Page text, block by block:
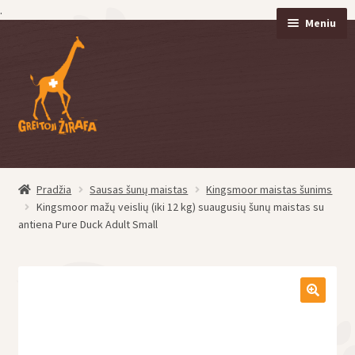
.
meniu
turinio
Meniu
Pradžia Sausas šunų maistas
Kingsmoor maistas šunims
Kingsmoor mažų veislių (iki 12 kg) suaugusių šunų maistas su
antiena Pure Duck Adult Small